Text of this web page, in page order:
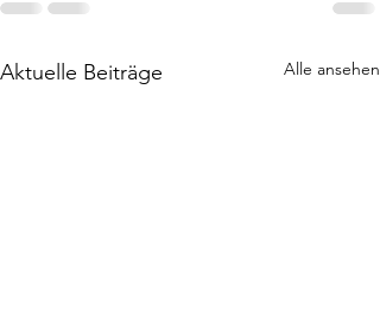
Aktuelle Beiträge Alle ansehen